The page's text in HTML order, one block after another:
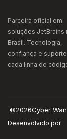
Parceira oficial em
soluções JetBrains
Brasil. Tecnologia,
confiança e
cada linha de
©2026Cyber Wan
Desenvolvido por